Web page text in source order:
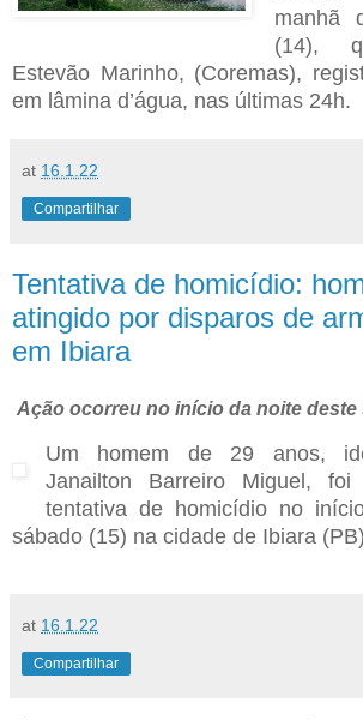
manhã
(14),
Estevão Marinho, (Coremas),
em lâmina d’água, nas últimas 24h.
at 16.1.22
Compartilhar
Tentativa de homicídio:
atingido por disparos de
em Ibiara
Ação ocorreu no início da noite deste
Um homem de 29 anos,
Janailton Barreiro Miguel,
tentativa de homicídio no
sábado (15) na cidade de Ibiara
at 16.1.22
Compartilhar